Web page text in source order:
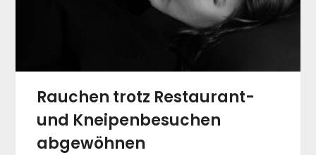
Rauchen trotz Restaurant-
und Kneipenbesuchen
abgewöhnen